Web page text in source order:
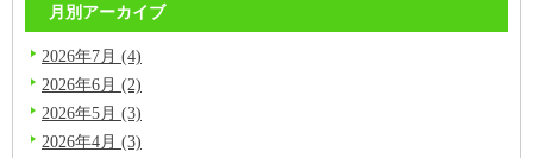
月別アーカイブ
2026年7月 (4)
2026年6月 (2)
2026年5月 (3)
2026年4月 (3)